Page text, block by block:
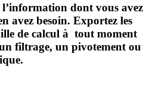
l’information dont vous avez
avez besoin. Exportez les
de calcul à  tout moment
filtrage, un pivotement ou